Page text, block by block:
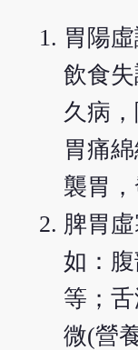
胃陽
飲食
久病
胃痛
襲胃
脾胃
如：
等；
微(營